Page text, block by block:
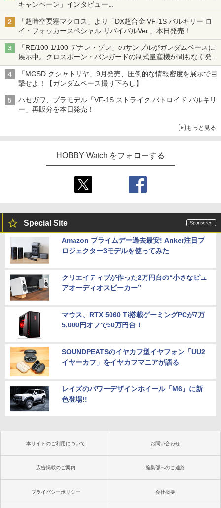
キャンペーン」インタビュー
子どもが楽しめるかっぱ寿司ならではの体験とコラボの楽しさを
追求
「超時空要塞マクロス」より「DX超合金 VF-1S バルキリー ロ
イ・フォッカースペシャル リバイバルVer.」本日発売！
「RE/100 1/100 デナン・ゾン」のサンプルがガンダムベースに
展示中。クロスボーン・バンガードの制式量産機が間もなく発送
【ガンダムベース撮り下ろし】
「MGSD クシャトリヤ」9月発売、圧倒的な情報密度を展示で目
撃せよ！【ガンダムベース撮り下ろし】
ハセガワ、プラモデル「VF-1S ストライク バトロイド バルキリ
ー」再販分を本日発売！
もっと見る
HOBBY Watch をフォローする
Special Site
Amazon プライムデー過去最安! Anker注目プ
ロジェクター3モデルを使ってみた
クリエイティブが作った2万円台の“小さなピュ
アオーディオスピーカー”
マウス、RTX 5060 Ti搭載ゲーミングPCが7万
5,000円オフで30万円台！
SOUNDPEATSのイヤカフ型イヤフォン「UU2
イヤーカフ」をイヤカフマニアが語る
レイズのパワーデザインホイール「M6」に新
色登場!!
本サイトのご利用について お問い合わせ
広告掲載のご案内 編集部へのご連絡
プライバシーポリシー 会社概要